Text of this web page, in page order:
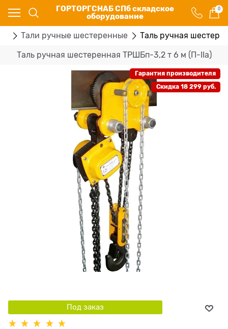
ГОРТОРГСНАБ СПб складское
оборудование
0
Тали ручные шестеренные Таль ручная
Таль ручная шестеренная ТРШБп-3,2 т 6 м (П-IIa)
Гарантия производителя
Скидка 18 299 руб.
Под заказ